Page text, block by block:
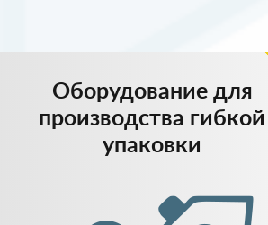
Оборудование для
производства гибкой
упаковки